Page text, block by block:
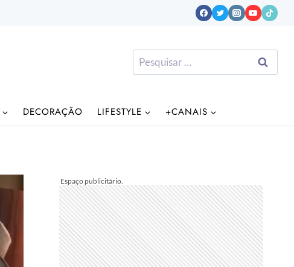
Pesquisar
por:
DECORAÇÃO LIFESTYLE +CANAIS